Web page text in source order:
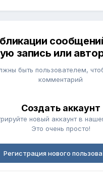
запись или
быть пользователем,
комментарий
Создать аккаунт
новый аккаунт в
Это очень просто!
Регистрация нового